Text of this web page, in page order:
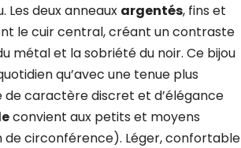
Les deux anneaux argentés, fins et
le cuir central, créant un contraste
métal et la sobriété du noir. Ce bijou
qu’avec une tenue plus
caractère discret et d’élégance
convient aux petits et moyens
de circonférence). Léger, confortable